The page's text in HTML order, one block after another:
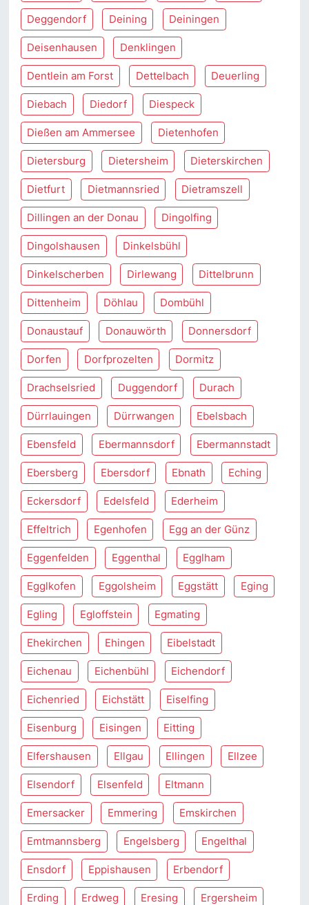
Deggendorf Deining Deiningen
Deisenhausen Denklingen
Dentlein am Forst Dettelbach Deuerling
Diebach Diedorf Diespeck
Dießen am Ammersee Dietenhofen
Dietersburg Dietersheim Dieterskirchen
Dietfurt Dietmannsried Dietramszell
Dillingen an der Donau Dingolfing
Dingolshausen Dinkelsbühl
Dinkelscherben Dirlewang Dittelbrunn
Dittenheim Döhlau Dombühl
Donaustauf Donauwörth Donnersdorf
Dorfen Dorfprozelten Dormitz
Drachselsried Duggendorf Durach
Dürrlauingen Dürrwangen Ebelsbach
Ebensfeld Ebermannsdorf Ebermannstadt
Ebersberg Ebersdorf Ebnath Eching
Eckersdorf Edelsfeld Ederheim
Effeltrich Egenhofen Egg an der Günz
Eggenfelden Eggenthal Egglham
Egglkofen Eggolsheim Eggstätt Eging
Egling Egloffstein Egmating
Ehekirchen Ehingen Eibelstadt
Eichenau Eichenbühl Eichendorf
Eichenried Eichstätt Eiselfing
Eisenburg Eisingen Eitting
Elfershausen Ellgau Ellingen Ellzee
Elsendorf Elsenfeld Eltmann
Emersacker Emmering Emskirchen
Emtmannsberg Engelsberg Engelthal
Ensdorf Eppishausen Erbendorf
Erding Erdweg Eresing Ergersheim